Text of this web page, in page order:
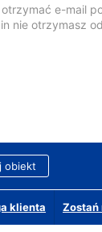
e-mail
nie otrzymasz
obiekt
klienta Zostań